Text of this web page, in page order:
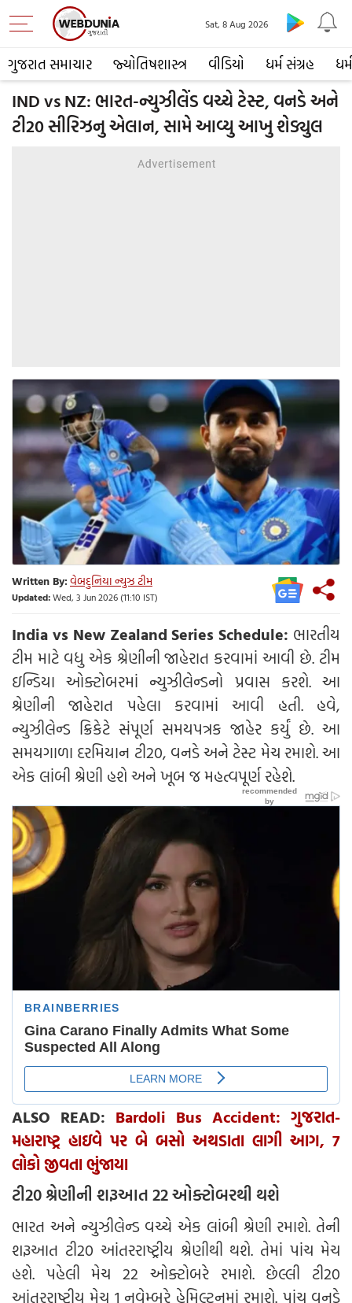
ગુજરાત સમાચાર જ્યોતિષશાસ્ત્ર વીડિયો ધર્મ સંગ્રહ ધર્મ
Sat, 8 Aug 2026
IND vs NZ: ભારત-ન્યુઝીલેંડ વચ્ચે ટેસ્ટ, વનડે અને
ટી20 સીરિઝનુ એલાન, સામે આવ્યુ આખુ શેડ્યુલ
Written By:વેબદુનિયા ન્યુઝ ટીમ
Updated:Wed, 3 Jun 2026 (11:10 IST)
India vs New Zealand Series Schedule: ભારતીય
ટીમ માટે વધુ એક શ્રેણીની જાહેરાત કરવામાં આવી છે. ટીમ
ઇન્ડિયા ઓક્ટોબરમાં ન્યુઝીલેન્ડનો પ્રવાસ કરશે. આ
શ્રેણીની જાહેરાત પહેલા કરવામાં આવી હતી. હવે,
ન્યુઝીલેન્ડ ક્રિકેટે સંપૂર્ણ સમયપત્રક જાહેર કર્યું છે. આ
સમયગાળા દરમિયાન ટી20, વનડે અને ટેસ્ટ મેચ રમાશે. આ
એક લાંબી શ્રેણી હશે અને ખૂબ જ મહત્વપૂર્ણ રહેશે.
ALSO READ: Bardoli Bus Accident: ગુજરાત-
મહારાષ્ટ્ર હાઇવે પર બે બસો અથડાતા લાગી આગ, 7
લોકો જીવતા ભુંજાયા
ટી20 શ્રેણીની શરૂઆત 22 ઓક્ટોબરથી થશે
ભારત અને ન્યુઝીલેન્ડ વચ્ચે એક લાંબી શ્રેણી રમાશે. તેની
શરૂઆત ટી20 આંતરરાષ્ટ્રીય શ્રેણીથી થશે. તેમાં પાંચ મેચ
હશે. પહેલી મેચ 22 ઓક્ટોબરે રમાશે. છેલ્લી ટી20
આંતરરાષ્ટ્રીય મેચ 1 નવેમ્બરે હેમિલ્ટનમાં રમાશે. પાંચ વનડે